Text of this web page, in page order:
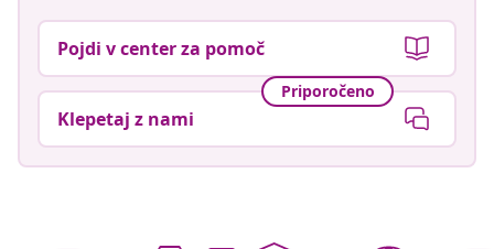
Pojdi v center za pomoč
Priporočeno
Klepetaj z nami